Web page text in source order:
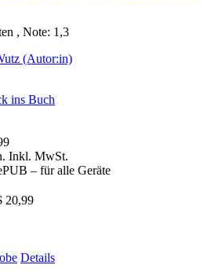
, Note: 1,3
(Autor:in)
ins Buch
Inkl. MwSt.
– für alle Geräte
20,99
Details